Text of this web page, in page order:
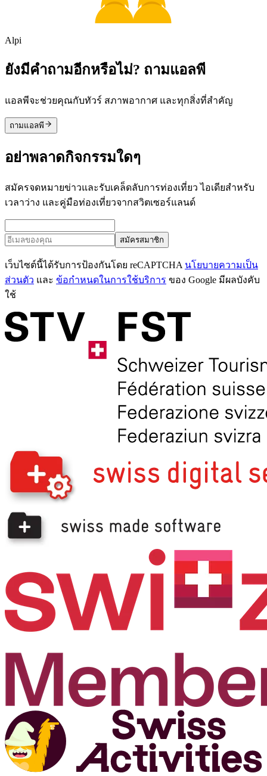
Alpi
ยังมีคำถามอีกหรือไม่? ถามแอลพี
แอลพีจะช่วยคุณกับทัวร์ สภาพอากาศ และทุกสิ่งที่สำคัญ
ถามแอลพี
อย่าพลาดกิจกรรมใดๆ
สมัครจดหมายข่าวและรับเคล็ดลับการท่องเที่ยว ไอเดียสำหรับ
เวลาว่าง และคู่มือท่องเที่ยวจากสวิตเซอร์แลนด์
สมัครสมาชิก
เว็บไซต์นี้ได้รับการป้องกันโดย reCAPTCHA นโยบายความเป็น
ส่วนตัว และ ข้อกำหนดในการใช้บริการ ของ Google มีผลบังคับ
ใช้